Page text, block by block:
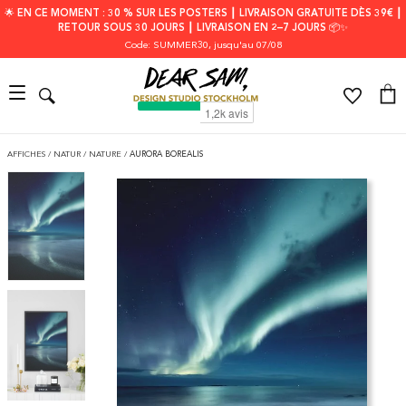
🌟 EN CE MOMENT : 30 % SUR LES POSTERS ┃ LIVRAISON GRATUITE DÈS 39€ ┃
RETOUR SOUS 30 JOURS ┃ LIVRAISON EN 2–7 JOURS 📦✨
Code: SUMMER30, jusqu'au 07/08
AFFICHES / NATUR / NATURE / AURORA BOREALIS